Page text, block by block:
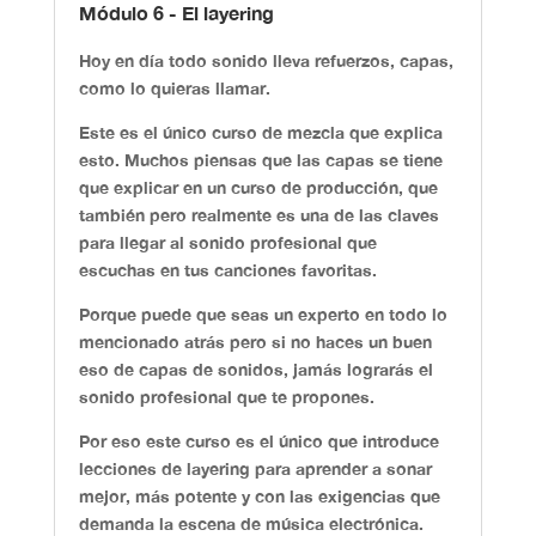
Módulo 6 - El layering
Hoy en día todo sonido lleva refuerzos, capas,
como lo quieras llamar.
Este es el único curso de mezcla que explica
esto. Muchos piensas que las capas se tiene
que explicar en un curso de producción, que
también pero realmente es una de las claves
para llegar al sonido profesional que
escuchas en tus canciones favoritas.
Porque puede que seas un experto en todo lo
mencionado atrás pero si no haces un buen
eso de capas de sonidos, jamás lograrás el
sonido profesional que te propones.
Por eso este curso es el único que introduce
lecciones de layering para aprender a sonar
mejor, más potente y con las exigencias que
demanda la escena de música electrónica.